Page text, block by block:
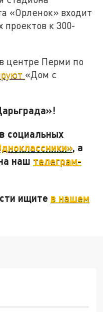
«Орленок» входит
проектов к 300-
центре Перми по
«Дом с
социальных
, а
наш телеграм-
ищите в нашем